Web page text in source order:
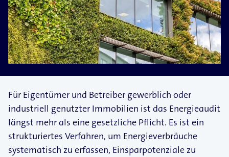
Für Eigentümer und Betreiber gewerblich oder
industriell genutzter Immobilien ist das Energieaudit
längst mehr als eine gesetzliche Pflicht. Es ist ein
strukturiertes Verfahren, um Energieverbräuche
systematisch zu erfassen, Einsparpotenziale zu